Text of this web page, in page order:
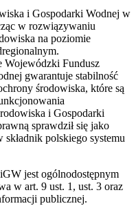
i Gospodarki Wodnej w
w rozwiązywaniu
na poziomie
Wojewódzki Fundusz
gwarantuje stabilność
środowiska, które są
i Gospodarki
sprawdził się jako
polskiego systemu
jest ogólnodostępnym
w art. 9 ust. 1, ust. 3 oraz
publicznej.